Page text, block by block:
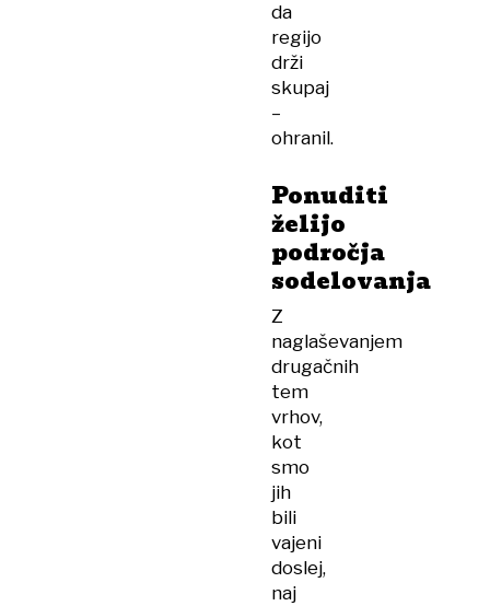
da
regijo
drži
skupaj
–
ohranil.
Ponuditi
želijo
področja
sodelovanja
Z
naglaševanjem
drugačnih
tem
vrhov,
kot
smo
jih
bili
vajeni
doslej,
naj